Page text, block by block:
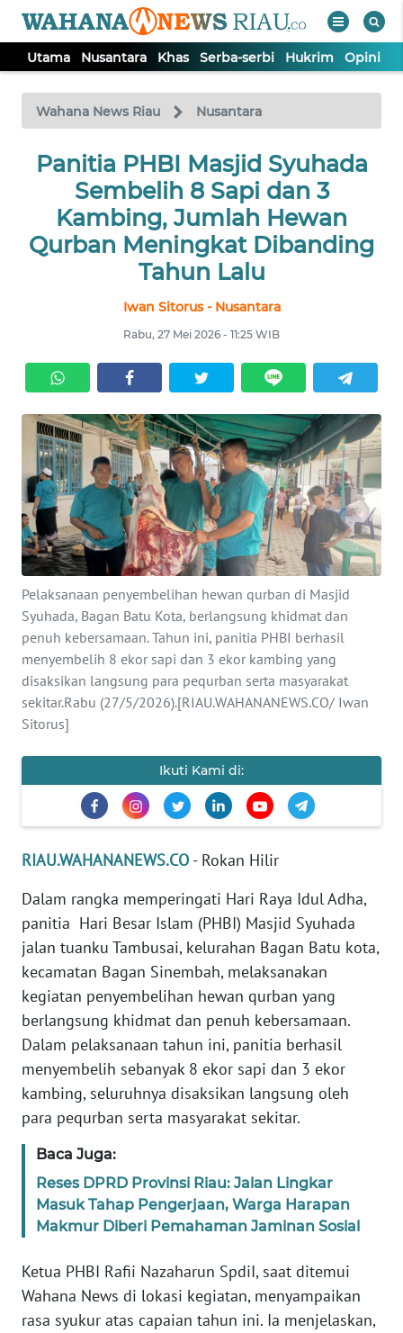
Utama Nusantara Khas Serba-serbi Hukrim Opini
Wahana News Riau Nusantara
Panitia PHBI Masjid Syuhada
Sembelih 8 Sapi dan 3
Kambing, Jumlah Hewan
Qurban Meningkat Dibanding
Tahun Lalu
Iwan Sitorus - Nusantara
Rabu, 27 Mei 2026 - 11:25 WIB
Pelaksanaan penyembelihan hewan qurban di Masjid
Syuhada, Bagan Batu Kota, berlangsung khidmat dan
penuh kebersamaan. Tahun ini, panitia PHBI berhasil
menyembelih 8 ekor sapi dan 3 ekor kambing yang
disaksikan langsung para pequrban serta masyarakat
sekitar.Rabu (27/5/2026).[RIAU.WAHANANEWS.CO/ Iwan
Sitorus]
Ikuti Kami di:
RIAU.WAHANANEWS.CO - Rokan Hilir
Dalam rangka memperingati Hari Raya Idul Adha,
panitia Hari Besar Islam (PHBI) Masjid Syuhada
jalan tuanku Tambusai, kelurahan Bagan Batu kota,
kecamatan Bagan Sinembah, melaksanakan
kegiatan penyembelihan hewan qurban yang
berlangsung khidmat dan penuh kebersamaan.
Dalam pelaksanaan tahun ini, panitia berhasil
menyembelih sebanyak 8 ekor sapi dan 3 ekor
kambing, seluruhnya disaksikan langsung oleh
para pequrban serta masyarakat sekitar.
Baca Juga:
Reses DPRD Provinsi Riau: Jalan Lingkar
Masuk Tahap Pengerjaan, Warga Harapan
Makmur Diberi Pemahaman Jaminan Sosial
Ketua PHBI Rafii Nazaharun SpdiI, saat ditemui
Wahana News di lokasi kegiatan, menyampaikan
rasa syukur atas capaian tahun ini. Ia menjelaskan,
TV
Tutup
UTAMA
NUSANTARA
KHAS
HUKRIM
OPINI
PERISTIWA
Informasi
INDEKS
BERITA
KONTAK
KAMI
INFO
IKLAN
KAMI
MEDIA
REDAKSI
KARIR
DISCLAIMER
Wahana
Regional
WN
SUMUT
WN
JAKARTA
WN
JABAR